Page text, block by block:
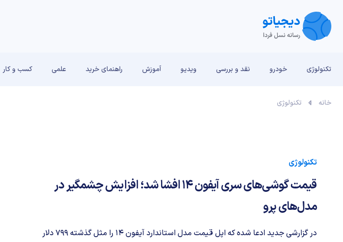
تکنولوژی خودرو نقد و بررسی‌ ویدیو آموزش راهنمای خرید علمی کسب و کار
خانه تکنولوژی
تکنولوژی
قیمت گوشی‌های سری آیفون 14 افشا شد؛ افزایش چشمگیر در
مدل‌های پرو
در گزارشی جدید ادعا شده که اپل قیمت مدل استاندارد آیفون 14 را مثل گذشته 799 دلار